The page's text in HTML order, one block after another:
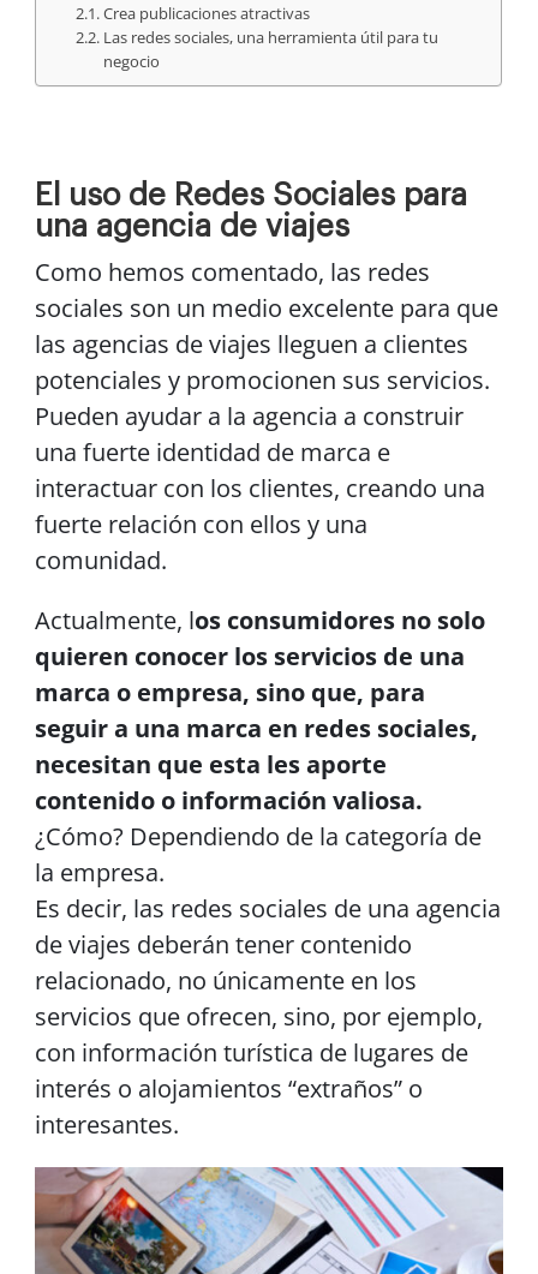
Crea publicaciones atractivas
Las redes sociales, una herramienta útil para tu
negocio
El uso de Redes Sociales para
una agencia de viajes
Como hemos comentado, las redes
sociales son un medio excelente para que
las agencias de viajes lleguen a clientes
potenciales y promocionen sus servicios.
Pueden ayudar a la agencia a construir
una fuerte identidad de marca e
interactuar con los clientes, creando una
fuerte relación con ellos y una
comunidad.
Actualmente, los consumidores no solo
quieren conocer los servicios de una
marca o empresa, sino que, para
seguir a una marca en redes sociales,
necesitan que esta les aporte
contenido o información valiosa.
¿Cómo? Dependiendo de la categoría de
la empresa.
Es decir, las redes sociales de una agencia
de viajes deberán tener contenido
relacionado, no únicamente en los
servicios que ofrecen, sino, por ejemplo,
con información turística de lugares de
interés o alojamientos “extraños” o
interesantes.